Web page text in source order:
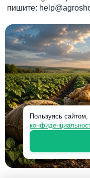
пишите:
Пользуясь